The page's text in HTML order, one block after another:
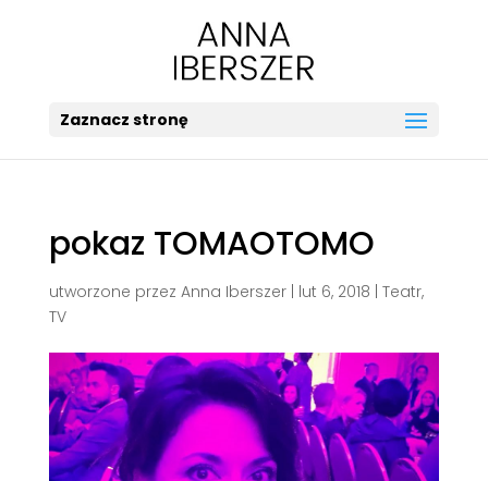
Zaznacz stronę
pokaz TOMAOTOMO
utworzone przez Anna Iberszer| lut 6, 2018 Teatr,
TV